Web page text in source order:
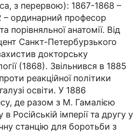
з перервою): 1867-1868 –
– ординарний професор
порівняльної анатомії. Від
Санкт-Пе­­тербурзького
докторську
(1868). Звільнився в 1885
реакційної політики
освіти. У 1886
де разом з М. Гамалією
Російській імперії та другу у
станцію для боротьби з